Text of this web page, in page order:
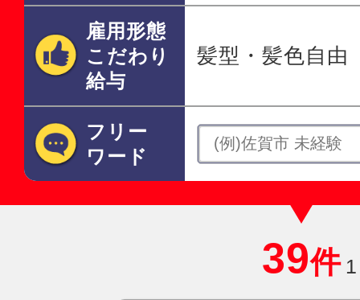
雇用形態
こだわり
給与
髪型・髪色自由
フリー
ワード
39件